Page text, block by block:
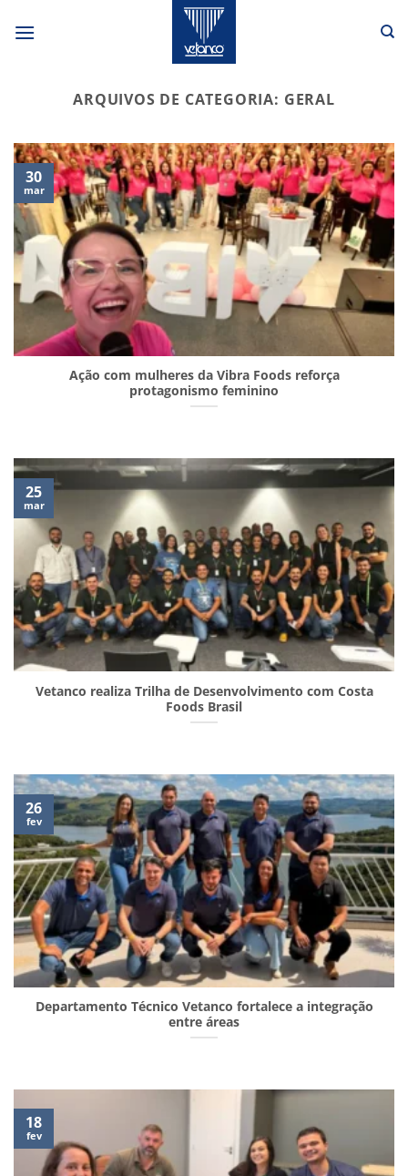
ARQUIVOS DE CATEGORIA: GERAL
Ação com mulheres da Vibra Foods reforça
protagonismo feminino
30
mar
Vetanco realiza Trilha de Desenvolvimento com Costa
Foods Brasil
25
mar
Departamento Técnico Vetanco fortalece a integração
entre áreas
26
fev
18
fev